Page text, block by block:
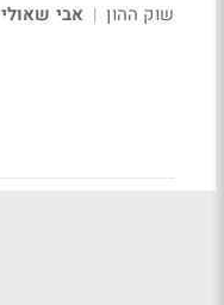
שוק ההון | אבי שאולי